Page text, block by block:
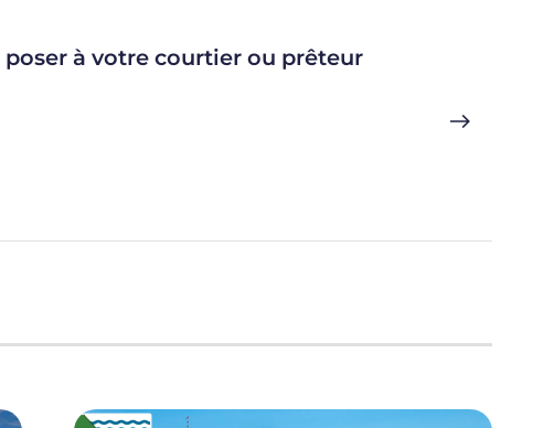
poser à votre courtier ou prêteur